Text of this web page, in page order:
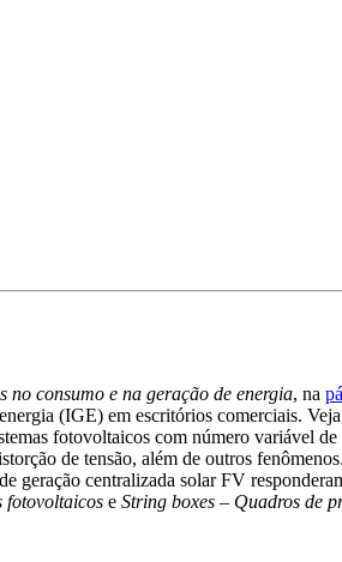
consumo e na geração de energia, na
(IGE) em escritórios comerciais.
fotovoltaicos com número variável
de tensão, além de outros
geração centralizada solar FV
fotovoltaicos e String boxes – Quadros de